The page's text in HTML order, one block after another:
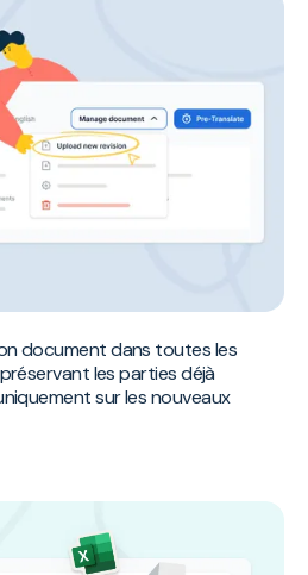
document dans toutes les
les parties déjà
sur les nouveaux